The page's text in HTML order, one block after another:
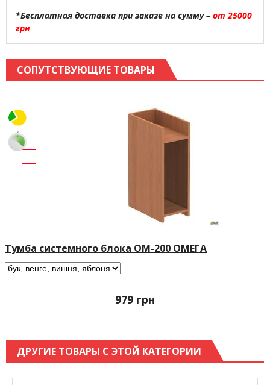
*Бесплатная доставка при заказе на сумму – от 25000
грн
СОПУТСТВУЮЩИЕ ТОВАРЫ
Тумба системного блока ОМ-200 ОМЕГА
979 грн
ДРУГИЕ ТОВАРЫ С ЭТОЙ КАТЕГОРИИ